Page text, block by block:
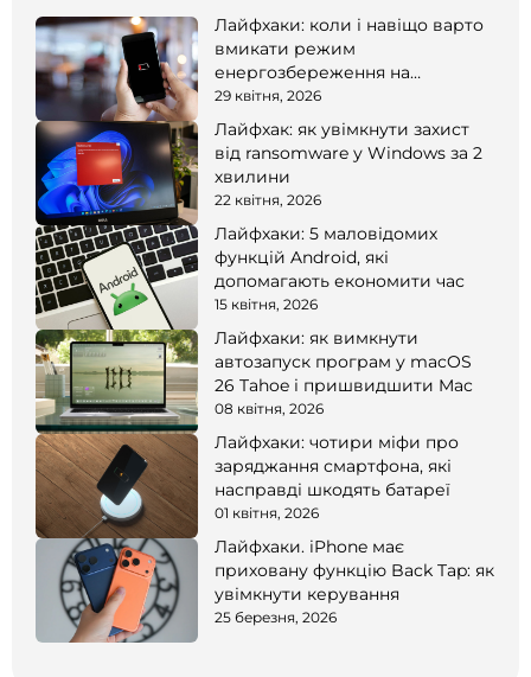
Лайфхаки: коли і навіщо варто
вмикати режим
енергозбереження на
смартфоні
29 квітня, 2026
Лайфхак: як увімкнути захист
від ransomware у Windows за 2
хвилини
22 квітня, 2026
Лайфхаки: 5 маловідомих
функцій Android, які
допомагають економити час
15 квітня, 2026
Лайфхаки: як вимкнути
автозапуск програм у macOS
26 Tahoe і пришвидшити Mac
08 квітня, 2026
Лайфхаки: чотири міфи про
заряджання смартфона, які
насправді шкодять батареї
01 квітня, 2026
Лайфхаки. iPhone має
приховану функцію Back Tap: як
увімкнути керування
25 березня, 2026